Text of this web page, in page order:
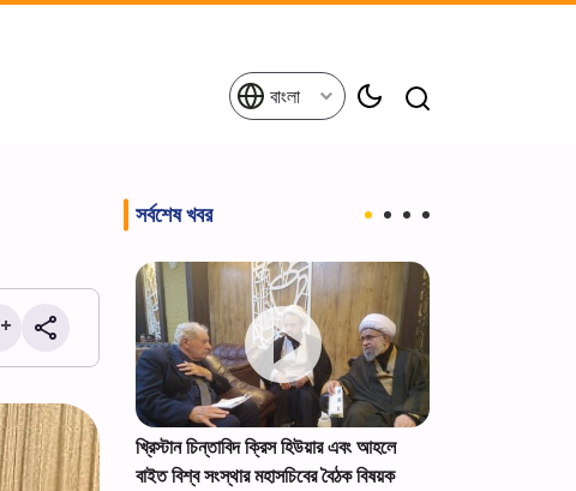
বাংলা
সর্বশেষ খবর
তাবরিজির
পালন+ছবি।
খ্রিস্টান চিন্তাবিদ ক্রিস হিউয়ার এবং আহলে
বাইত বিশ্ব সংস্থার মহাসচিবের বৈঠক বিষয়ক